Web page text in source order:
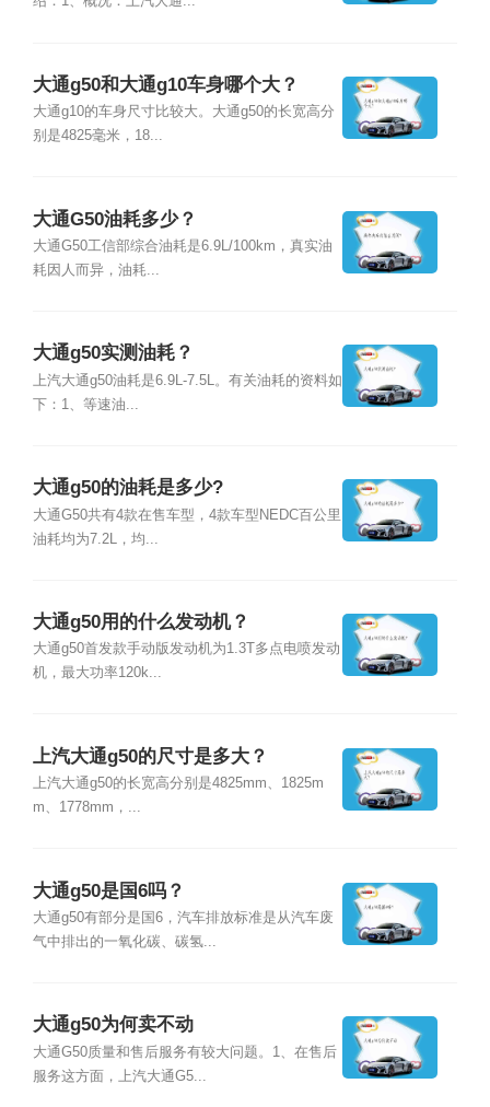
大通g50和大通g10车身哪个大？
大通g10的车身尺寸比较大。大通g50的长宽高分
别是4825毫米，18...
大通G50油耗多少？
大通G50工信部综合油耗是6.9L/100km，真实油
耗因人而异，油耗...
大通g50实测油耗？
上汽大通g50油耗是6.9L-7.5L。有关油耗的资料如
下：1、等速油...
大通g50的油耗是多少?
大通G50共有4款在售车型，4款车型NEDC百公里
油耗均为7.2L，均...
大通g50用的什么发动机？
大通g50首发款手动版发动机为1.3T多点电喷发动
机，最大功率120k...
上汽大通g50的尺寸是多大？
上汽大通g50的长宽高分别是4825mm、1825m
m、1778mm，...
大通g50是国6吗？
大通g50有部分是国6，汽车排放标准是从汽车废
气中排出的一氧化碳、碳氢...
大通g50为何卖不动
大通G50质量和售后服务有较大问题。1、在售后
服务这方面，上汽大通G5...